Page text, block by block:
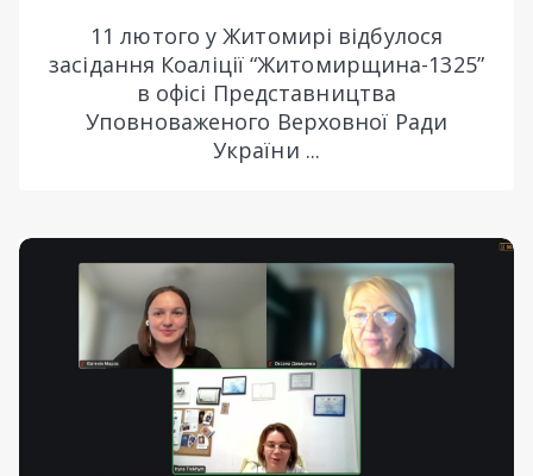
11 лютого у Житомирі відбулося
засідання Коаліції “Житомирщина-1325”
в офісі Представництва
Уповноваженого Верховної Ради
України ...